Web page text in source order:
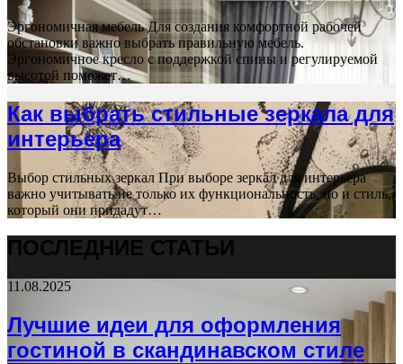
Эргономичная мебель Для создания комфортной рабочей
обстановки важно выбрать правильную мебель.
Эргономичное кресло с поддержкой спины и регулируемой
высотой поможет…
Как выбрать стильные зеркала для
интерьера
Выбор стильных зеркал При выборе зеркал для интерьера
важно учитывать не только их функциональность, но и стиль,
который они придадут…
ПОСЛЕДНИЕ СТАТЬИ
11.08.2025
Лучшие идеи для оформления
гостиной в скандинавском стиле